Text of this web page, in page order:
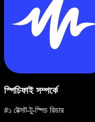
স্পিচিফাই সম্পর্কে
#১ টেক্সট-টু-স্পিচ রিডার